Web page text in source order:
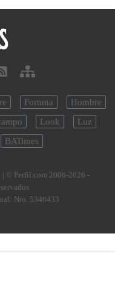
Fortuna
Hombre
Look
Luz
BATimes
| © Perfil.com 2006-2026 -
Nro. 5346433